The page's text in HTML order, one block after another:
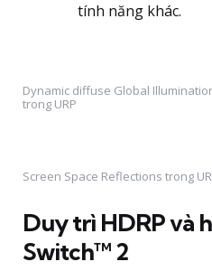
tính năng khác.
Dynamic diffuse Global
trong URP
Screen Space Reflections trong
Duy trì HDRP và
Switch™ 2